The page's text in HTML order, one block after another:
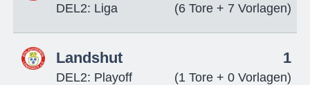
DEL2: Liga (6 Tore + 7 Vorlagen)
Landshut
DEL2: Playoff
1
(1 Tore + 0 Vorlagen)